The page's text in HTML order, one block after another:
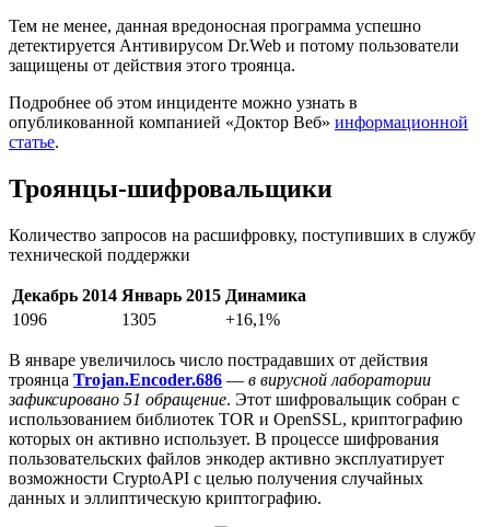
Тем не менее, данная вредоносная программа успешно
детектируется Антивирусом Dr.Web и потому пользователи
защищены от действия этого троянца.
Подробнее об этом инциденте можно узнать в
опубликованной компанией «Доктор Веб» информационной
статье.
Троянцы-шифровальщики
Количество запросов на расшифровку, поступивших в службу
технической поддержки
Декабрь 2014 Январь 2015 Динамика
1096
1305 +16,1%
В январе увеличилось число пострадавших от действия
троянца Trojan.Encoder.686 — в вирусной лаборатории
зафиксировано 51 обращение. Этот шифровальщик собран с
использованием библиотек TOR и OpenSSL, криптографию
которых он активно использует. В процессе шифрования
пользовательских файлов энкодер активно эксплуатирует
возможности CryptoAPI с целью получения случайных
данных и эллиптическую криптографию.